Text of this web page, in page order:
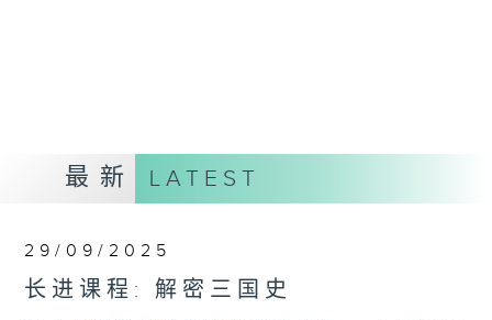
最新 LATEST
29/09/2025
长进课程: 解密三国史